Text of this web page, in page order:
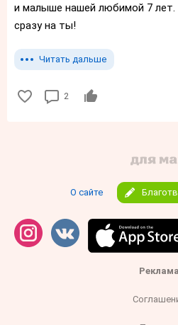
и малыше нашей любимой 7 лет.
сразу на ты!
Читать дальше
2
О сайте
Реклама